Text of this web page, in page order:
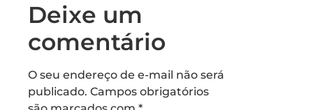
Deixe um
comentário
O seu endereço de e-mail não será
publicado. Campos obrigatórios